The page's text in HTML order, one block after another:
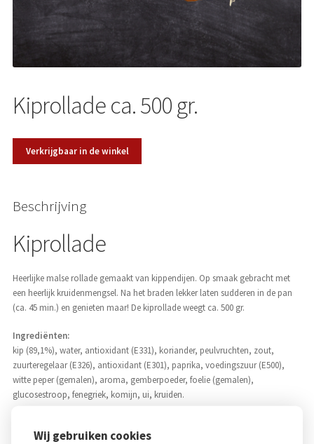
Kiprollade ca. 500 gr.
Verkrijgbaar in de winkel
Beschrijving
Kiprollade
Heerlijke malse rollade gemaakt van kippendijen. Op smaak gebracht met
een heerlijk kruidenmengsel. Na het braden lekker laten sudderen in de pan
(ca. 45 min.) en genieten maar! De kiprollade weegt ca. 500 gr.
Ingrediënten:
kip (89,1%), water, antioxidant (E331), koriander, peulvruchten, zout,
zuurteregelaar (E326), antioxidant (E301), paprika, voedingszuur (E500),
witte peper (gemalen), aroma, gemberpoeder, foelie (gemalen),
glucosestroop, fenegriek, komijn, ui, kruiden.
KorianderWij gebruiken cookies